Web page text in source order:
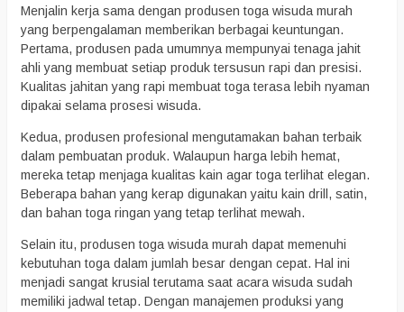
Menjalin kerja sama dengan produsen toga wisuda murah
yang berpengalaman memberikan berbagai keuntungan.
Pertama, produsen pada umumnya mempunyai tenaga jahit
ahli yang membuat setiap produk tersusun rapi dan presisi.
Kualitas jahitan yang rapi membuat toga terasa lebih nyaman
dipakai selama prosesi wisuda.
Kedua, produsen profesional mengutamakan bahan terbaik
dalam pembuatan produk. Walaupun harga lebih hemat,
mereka tetap menjaga kualitas kain agar toga terlihat elegan.
Beberapa bahan yang kerap digunakan yaitu kain drill, satin,
dan bahan toga ringan yang tetap terlihat mewah.
Selain itu, produsen toga wisuda murah dapat memenuhi
kebutuhan toga dalam jumlah besar dengan cepat. Hal ini
menjadi sangat krusial terutama saat acara wisuda sudah
memiliki jadwal tetap. Dengan manajemen produksi yang